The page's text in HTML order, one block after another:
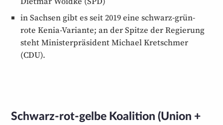
in Sachsen gibt es seit 2019 eine schwarz-grün-
rote Kenia-Variante; an der Spitze der Regierung
steht Ministerpräsident Michael Kretschmer
(CDU).
Schwarz-rot-gelbe Koalition (Union +